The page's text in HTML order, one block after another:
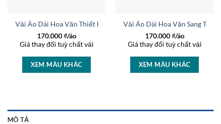
Vải Áo Dài Hoa Văn Thiết Kế 2026 AD 46464
170.000₫/áo
Giá thay đổi tuỳ chất vải
XEM MÀU KHÁC
Vải Áo Dài Hoa Văn Sang
170.000₫/áo
Giá thay đổi tuỳ chất vải
XEM MÀU KHÁC
AD 16993
MÔ TẢ